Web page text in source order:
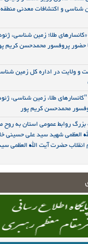
شناسی و اکتشافات معدنی
طلا؛ زمین شناسی،
حضور پروفسور محمدحسن کریم
و ولایت در اداره کل زمین
طلا، زمین شناسی،
محمدحسن کریم پور
بزرگ روابط عمومی استان به
العظمی شهید سید علی حسینی
انقلاب حضرت آیت الله العظمی